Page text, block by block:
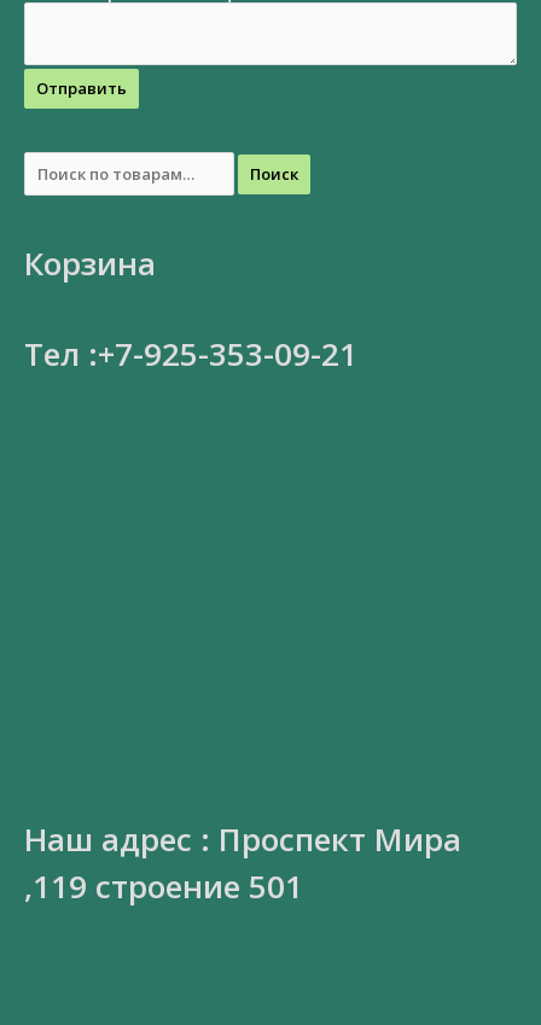
Отправить
Поиск
Корзина
Тел :+7-925-353-09-21
Наш адрес : Проспект Мира
,119 строение 501